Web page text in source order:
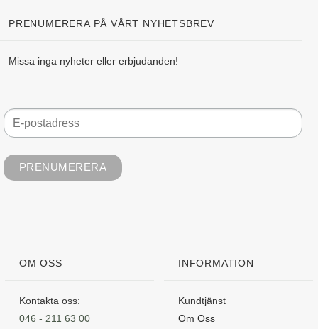
PRENUMERERA PÅ VÅRT NYHETSBREV
Missa inga nyheter eller erbjudanden!
OM OSS
Kontakta oss:
046 - 211 63 00
INFORMATION
Kundtjänst
Om Oss